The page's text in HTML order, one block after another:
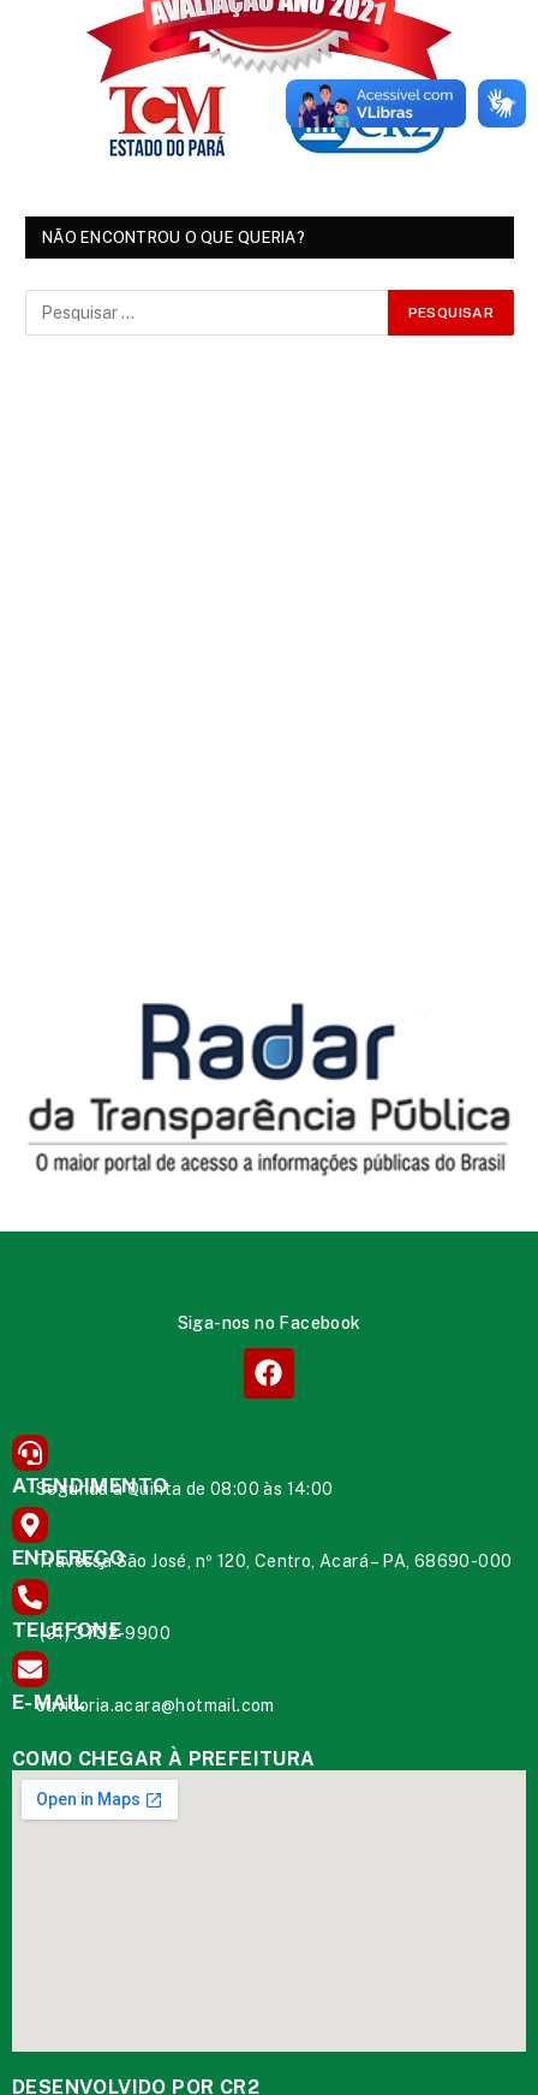
NÃO ENCONTROU O QUE QUERIA?
Siga-nos no Facebook
ATENDIMENTO
Segunda à Quinta de 08:00 às 14:00
ENDEREÇO
Travessa São José, nº 120, Centro, Acará – PA, 68690-000
TELEFONE
(91) 3732-9900
E-MAIL
ouvidoria.acara@hotmail.com
COMO CHEGAR À PREFEITURA
DESENVOLVIDO POR CR2